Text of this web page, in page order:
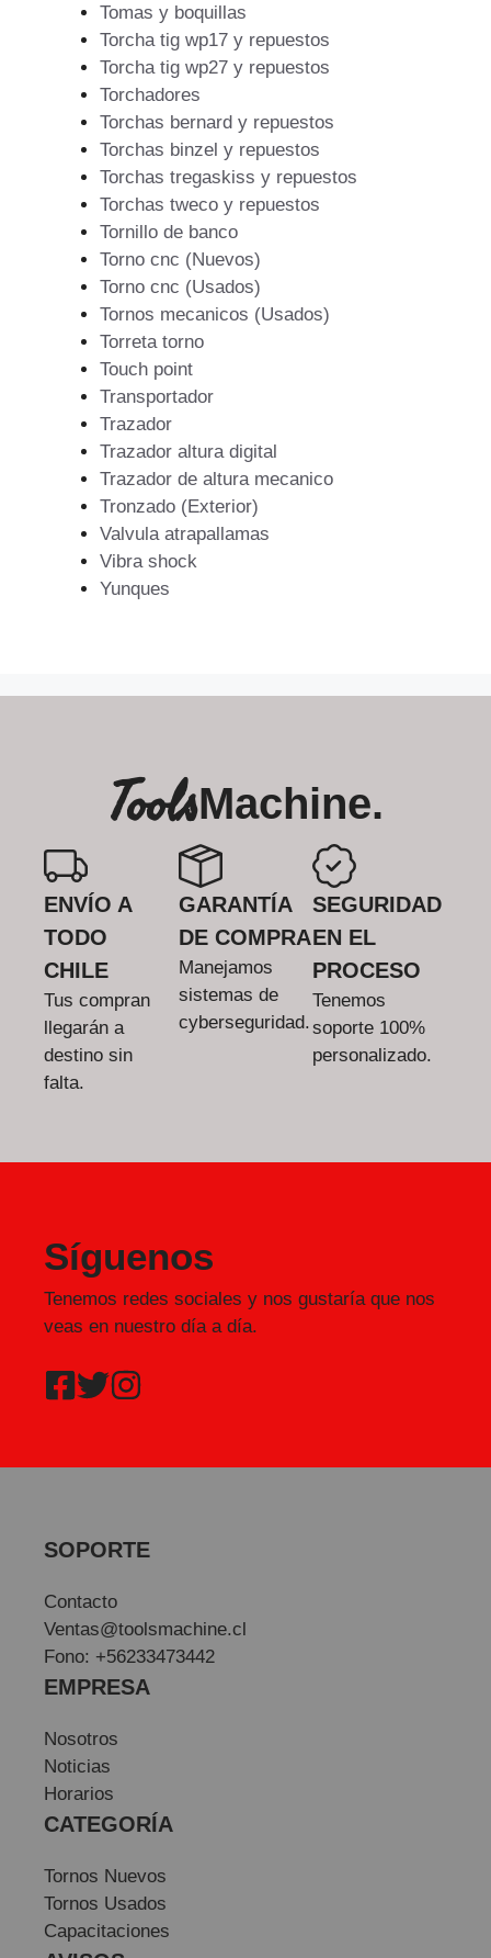
Tomas y boquillas
Torcha tig wp17 y repuestos
Torcha tig wp27 y repuestos
Torchadores
Torchas bernard y repuestos
Torchas binzel y repuestos
Torchas tregaskiss y repuestos
Torchas tweco y repuestos
Tornillo de banco
Torno cnc (Nuevos)
Torno cnc (Usados)
Tornos mecanicos (Usados)
Torreta torno
Touch point
Transportador
Trazador
Trazador altura digital
Trazador de altura mecanico
Tronzado (Exterior)
Valvula atrapallamas
Vibra shock
Yunques
ToolsMachine.
ENVÍO A
TODO
CHILE
Tus compran
llegarán a
destino sin
falta.
GARANTÍA
DE COMPRA
Manejamos
sistemas de
cyberseguridad.
SEGURIDAD
EN EL
PROCESO
Tenemos
soporte 100%
personalizado.
Síguenos
Tenemos redes sociales y nos gustaría que nos
veas en nuestro día a día.
SOPORTE
Contacto
Ventas@toolsmachine.cl
Fono: +56233473442
EMPRESA
Nosotros
Noticias
Horarios
CATEGORÍA
Tornos Nuevos
Tornos Usados
Capacitaciones